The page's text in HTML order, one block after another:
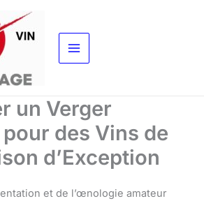
un Verger
des Vins de
d’Exception
et de l’œnologie amateur